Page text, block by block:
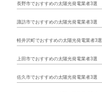
長野市でおすすめの太陽光発電業者3選
諏訪市でおすすめの太陽光発電業者3選
軽井沢町でおすすめの太陽光発電業者3選
上田市でおすすめの太陽光発電業者3選
佐久市でおすすめの太陽光発電業者3選